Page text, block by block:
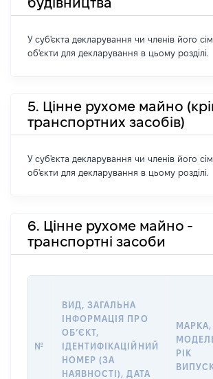
У суб'єкта декларування чи членів його
об'єкти для декларування в цьому розділі.
5. Цінне рухоме майно
транспортних засобів)
У суб'єкта декларування чи членів його
об'єкти для декларування в цьому розділі.
6. Цінне рухоме майно -
транспортні засоби
№
ВИД, ЗАГАЛЬНА
ІНФОРМАЦІЯ ПРО
ОБʼЄКТ,
ІДЕНТИФІКАЦІЙНИЙ
НОМЕР (ЗА
НАЯВНОСТІ), ДАТА
МАРКА,
РІК